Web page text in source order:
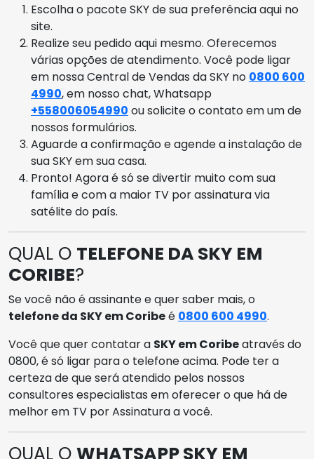
Escolha o pacote SKY de sua preferência aqui no
site.
Realize seu pedido aqui mesmo. Oferecemos
várias opções de atendimento. Você pode ligar
em nossa Central de Vendas da SKY no 0800 600
4990, em nosso chat, Whatsapp
+558006054990 ou solicite o contato em um de
nossos formulários.
Aguarde a confirmação e agende a instalação de
sua SKY em sua casa.
Pronto! Agora é só se divertir muito com sua
família e com a maior TV por assinatura via
satélite do país.
QUAL O TELEFONE DA SKY EM
CORIBE?
Se você não é assinante e quer saber mais, o
telefone da SKY em Coribeé 0800 600 4990.
Você que quer contatar a SKY em Coribeatravés do
0800, é só ligar para o telefone acima. Pode ter a
certeza de que será atendido pelos nossos
consultores especialistas em oferecer o que há de
melhor em TV por Assinatura a você.
QUAL O WHATSAPP SKY EM